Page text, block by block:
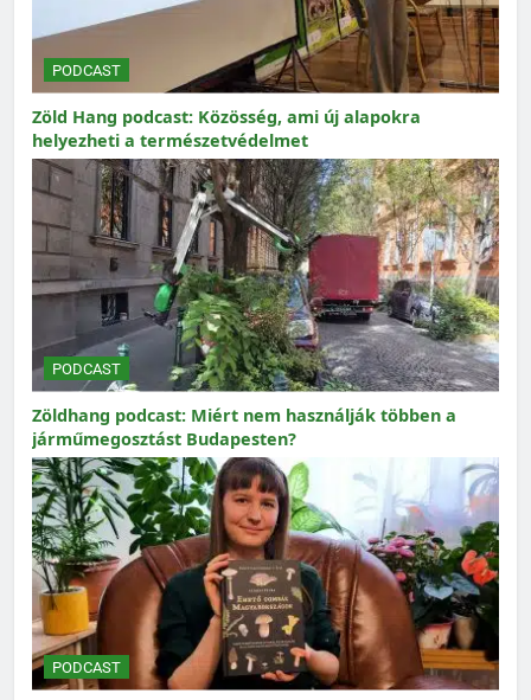
PODCAST
Zöld Hang podcast: Közösség, ami új alapokra
helyezheti a természetvédelmet
PODCAST
Zöldhang podcast: Miért nem használják többen a
járműmegosztást Budapesten?
PODCAST